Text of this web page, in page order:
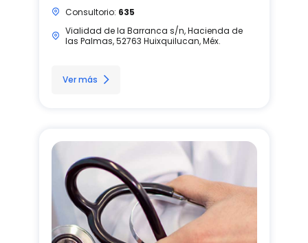
Consultorio: 635
Vialidad de la Barranca s/n, Hacienda de
las Palmas, 52763 Huixquilucan, Méx.
Ver más